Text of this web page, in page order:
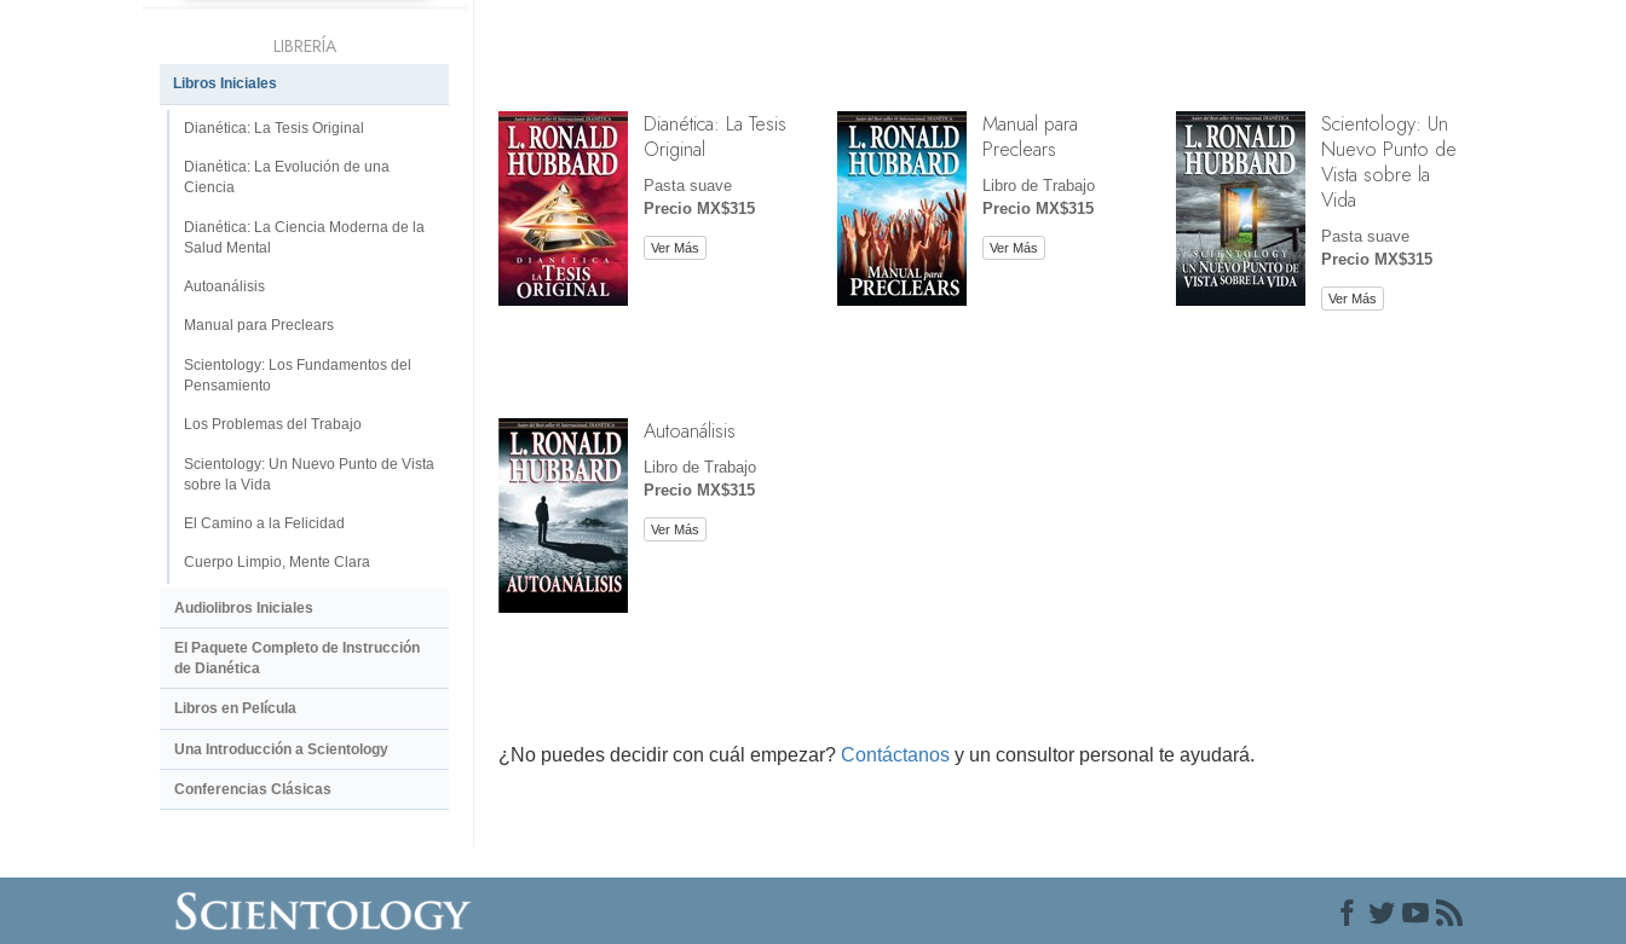
Dianética: La Tesis
Original
Pasta suave
Precio MX$315
Ver Más
Manual para
Preclears
Libro de Trabajo
Precio MX$315
Ver Más
Scientology: Un
Nuevo Punto de
Vista sobre la
Vida
Pasta suave
Precio MX$315
Ver Más
Autoanálisis
Libro de Trabajo
Precio MX$315
Ver Más
¿No puedes decidir con cuál empezar? Contáctanos y un consultor personal te ayudará.
LIBRERÍA
Libros Iniciales
Dianética: La Tesis Original
Dianética: La Evolución de una
Ciencia
Dianética: La Ciencia Moderna de la
Salud Mental
Autoanálisis
Manual para Preclears
Scientology: Los Fundamentos del
Pensamiento
Los Problemas del Trabajo
Scientology: Un Nuevo Punto de Vista
sobre la Vida
El Camino a la Felicidad
Cuerpo Limpio, Mente Clara
Audiolibros Iniciales
El Paquete Completo de Instrucción
de Dianética
Libros en Película
Una Introducción a Scientology
Conferencias Clásicas